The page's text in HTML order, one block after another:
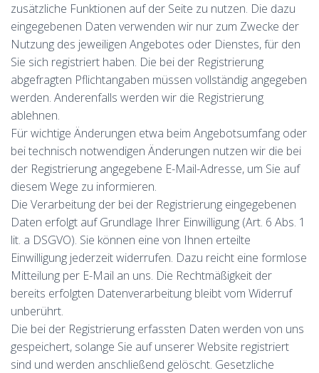
zusätzliche Funktionen auf der Seite zu nutzen. Die dazu
eingegebenen Daten verwenden wir nur zum Zwecke der
Nutzung des jeweiligen Angebotes oder Dienstes, für den
Sie sich registriert haben. Die bei der Registrierung
abgefragten Pflichtangaben müssen vollständig angegeben
werden. Anderenfalls werden wir die Registrierung
ablehnen.
Für wichtige Änderungen etwa beim Angebotsumfang oder
bei technisch notwendigen Änderungen nutzen wir die bei
der Registrierung angegebene E-Mail-Adresse, um Sie auf
diesem Wege zu informieren.
Die Verarbeitung der bei der Registrierung eingegebenen
Daten erfolgt auf Grundlage Ihrer Einwilligung (Art. 6 Abs. 1
lit. a DSGVO). Sie können eine von Ihnen erteilte
Einwilligung jederzeit widerrufen. Dazu reicht eine formlose
Mitteilung per E-Mail an uns. Die Rechtmäßigkeit der
bereits erfolgten Datenverarbeitung bleibt vom Widerruf
unberührt.
Die bei der Registrierung erfassten Daten werden von uns
gespeichert, solange Sie auf unserer Website registriert
sind und werden anschließend gelöscht. Gesetzliche